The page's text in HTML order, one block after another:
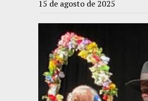
15 de agosto de 2025